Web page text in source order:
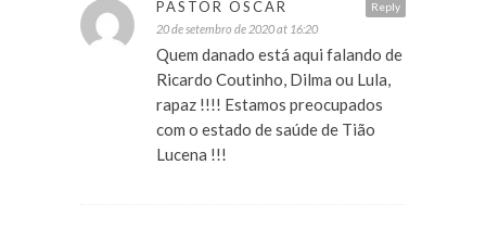
Reply
PASTOR OSCAR
20 de setembro de 2020 at 16:20
Quem danado está aqui falando de
Ricardo Coutinho, Dilma ou Lula,
rapaz !!!! Estamos preocupados
com o estado de saúde de Tião
Lucena !!!